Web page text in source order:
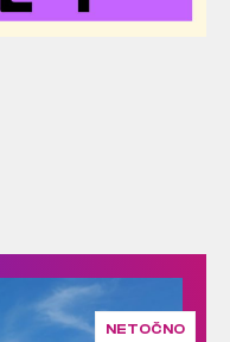
NETOČNO